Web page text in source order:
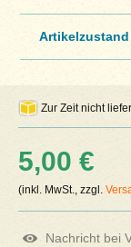
Artikelzustand
Zur Zeit nicht
5,00 €
(inkl. MwSt., zzgl.
Nachricht bei